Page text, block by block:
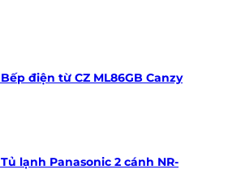
Bếp điện từ CZ ML86GB Canzy
Tủ lạnh Panasonic 2 cánh NR-